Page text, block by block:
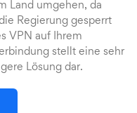
Land umgehen, da
Regierung gesperrt
VPN auf Ihrem
stellt eine sehr
Lösung dar.